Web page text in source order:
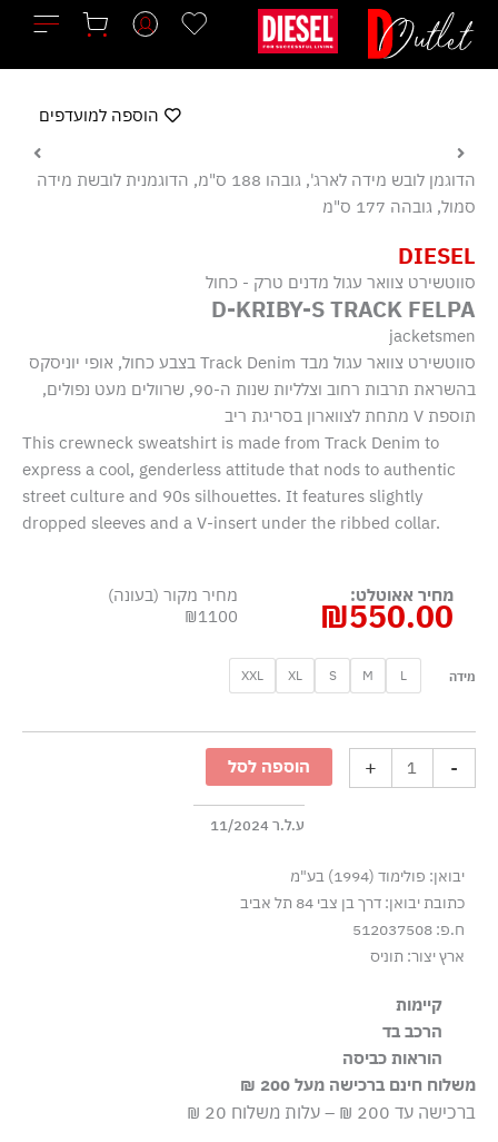
לתוכן
DIESEL
סווטשירט צוואר עגול מדנים טרק - כחול
D-KRIBY-S TRACK FELPA
jacketsmen
סווטשירט צוואר עגול מבד Track Denim בצבע כחול, אופי יוניסקס
בהשראת תרבות רחוב וצלליות שנות ה-90, שרוולים מעט נפולים,
תוספת V מתחת לצווארון בסריגת ריב
This crewneck sweatshirt is made from Track Denim to
express a cool, genderless attitude that nods to authentic
street culture and 90s silhouettes. It features slightly
dropped sleeves and a V-insert under the ribbed collar.
מחיר אאוטלט:
₪550.00
מחיר מקור (בעונה)
₪1100
מידה L
M
S
XL
XXL
-
צוואר
עגול
כחול
+ הוספה לסל
ע.ל.ר 11/2024
יבואן: פולימוד (1994) בע"מ
כתובת יבואן: דרך בן צבי 84 תל אביב
ח.פ: 512037508
ארץ יצור: תוניס
קיימות
ממוחזר
הרכב בד
אלסטן, ריב 97% כותנה 3% אלסטן
הוראות כביסה
כביסה עדינה במכונה עד-30°C
ללא חומרי הלבנה, ללא השריה
משלוח חינם ברכישה מעל 200 ₪
ברכישה עד 200 ₪ – עלות משלוח 20 ₪
הוספה למועדפים
הדוגמן לובש מידה לארג', גובהו 188 ס"מ, הדוגמנית לובשת מידה
סמול, גובהה 177 ס"מ